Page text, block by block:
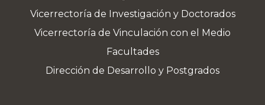
Vicerrectoría de Investigación y Doctorados
Vicerrectoría de Vinculación con el Medio
Facultades
Dirección de Desarrollo y Postgrados